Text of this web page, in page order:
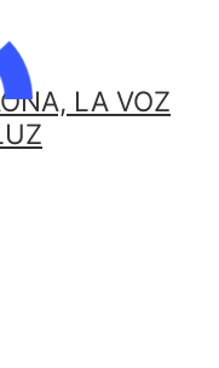
LA VOZ